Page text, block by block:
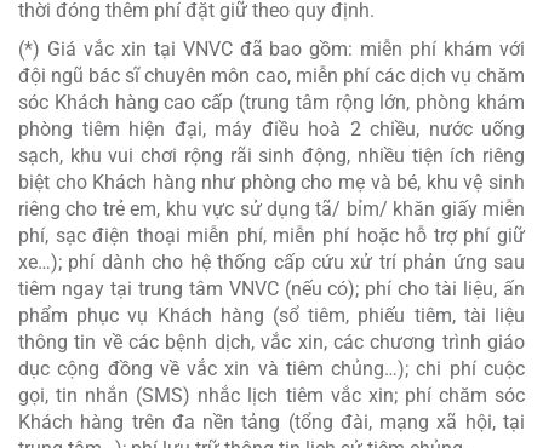
thời đóng thêm phí đặt giữ theo quy định.
(*) Giá vắc xin tại VNVC đã bao gồm: miễn phí khám với
đội ngũ bác sĩ chuyên môn cao, miễn phí các dịch vụ chăm
sóc Khách hàng cao cấp (trung tâm rộng lớn, phòng khám
phòng tiêm hiện đại, máy điều hoà 2 chiều, nước uống
sạch, khu vui chơi rộng rãi sinh động, nhiều tiện ích riêng
biệt cho Khách hàng như phòng cho mẹ và bé, khu vệ sinh
riêng cho trẻ em, khu vực sử dụng tã/ bỉm/ khăn giấy miễn
phí, sạc điện thoại miễn phí, miễn phí hoặc hỗ trợ phí giữ
xe…); phí dành cho hệ thống cấp cứu xử trí phản ứng sau
tiêm ngay tại trung tâm VNVC (nếu có); phí cho tài liệu, ấn
phẩm phục vụ Khách hàng (sổ tiêm, phiếu tiêm, tài liệu
thông tin về các bệnh dịch, vắc xin, các chương trình giáo
dục cộng đồng về vắc xin và tiêm chủng…); chi phí cuộc
gọi, tin nhắn (SMS) nhắc lịch tiêm vắc xin; phí chăm sóc
Khách hàng trên đa nền tảng (tổng đài, mạng xã hội, tại